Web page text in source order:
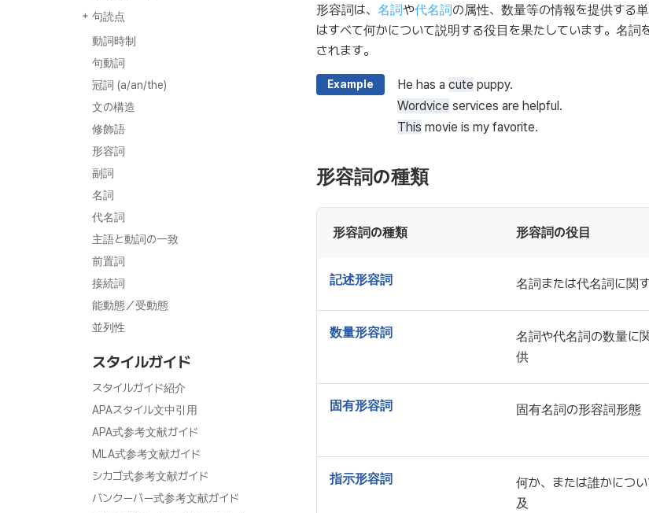
句読点
句読点
カンマ (,)
セミコロン (;)
コロン (:)
クォーテーションマーク (“”)
アポストロフィ (‘)
ダッシュ (– or —)
ハイフン (-)
丸括弧 ( )
疑問符 (?)
動詞時制
句動詞
冠詞 (a/an/the)
文の構造
修飾語
形容詞
副詞
名詞
代名詞
主語と動詞の一致
前置詞
接続詞
能動態／受動態
並列性
スタイルガイド
スタイルガイド紹介
APAスタイル文中引用
APA式参考文献ガイド
MLA式参考文献ガイド
シカゴ式参考文献ガイド
バンクーバー式参考文献ガイド
形容詞は、 名詞や代名詞の属性、数量等の情報を提供する
はすべて何かについて説明する役目を果たしています。名詞
されます。
Example He has a cute puppy.
Wordvice services are helpful.
This movie is my favorite.
形容詞の種類
形容詞の種類 形容詞の役目
記述形容詞 名詞または代名詞に関
数量形容詞
名詞や代名詞の数量に
供
固有形容詞 固有名詞の形容詞形態
指示形容詞
何か、または誰かにつ
及